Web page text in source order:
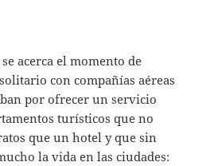
acerca el momento de
con compañías aéreas
por ofrecer un servicio
turísticos que no
que un hotel y que sin
la vida en las ciudades: